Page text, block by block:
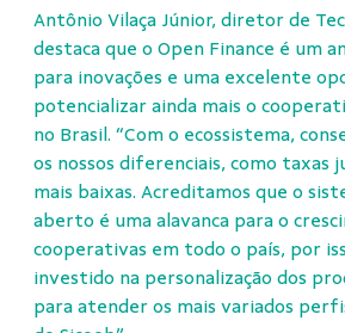
Antônio Vilaça Júnior, diretor de
destaca que o Open Finance é um
para inovações e uma excelente
potencializar ainda mais o
no Brasil. “Com o ecossistema,
os nossos diferenciais, como taxas
mais baixas. Acreditamos que o
aberto é uma alavanca para o
cooperativas em todo o país, por
investido na personalização dos
para atender os mais variados